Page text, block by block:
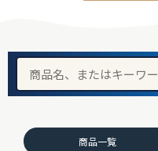
商品一覧